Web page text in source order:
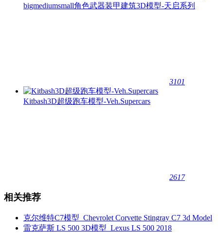
bigmediumsmall角色武器装甲建筑3D模型-天启系列
3101
Kitbash3D超级跑车模型-Veh.Supercars
2617
相关推荐
克尔维特C7模型_Chevrolet Corvette Stingray C7 3d Model
雷克萨斯 LS 500 3D模型_Lexus LS 500 2018